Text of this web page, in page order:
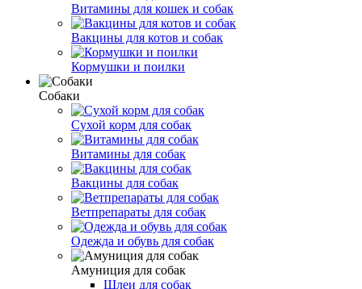
Витамины для кошек и собак
Вакцины для котов и собак
Кормушки и поилки
Собаки
Сухой корм для собак
Витамины для собак
Вакцины для собак
Ветпрепараты для собак
Одежда и обувь для собак
Амуниция для собак
Шлеи для собак